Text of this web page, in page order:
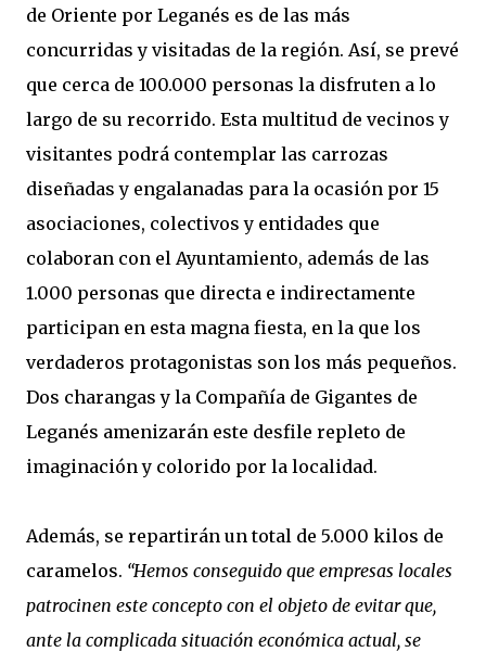
de Oriente por Leganés es de las más
concurridas y visitadas de la región. Así, se prevé
que cerca de 100.000 personas la disfruten a lo
largo de su recorrido. Esta multitud de vecinos y
visitantes podrá contemplar las carrozas
diseñadas y engalanadas para la ocasión por 15
asociaciones, colectivos y entidades que
colaboran con el Ayuntamiento, además de las
1.000 personas que directa e indirectamente
participan en esta magna fiesta, en la que los
verdaderos protagonistas son los más pequeños.
Dos charangas y la Compañía de Gigantes de
Leganés amenizarán este desfile repleto de
imaginación y colorido por la localidad.
Además, se repartirán un total de 5.000 kilos de
caramelos. “Hemos conseguido que empresas locales
patrocinen este concepto con el objeto de evitar que,
ante la complicada situación económica actual, se